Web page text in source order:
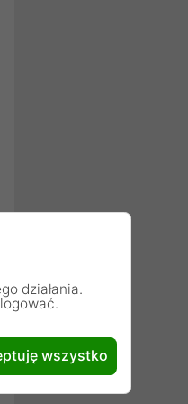
działania.
wszystko